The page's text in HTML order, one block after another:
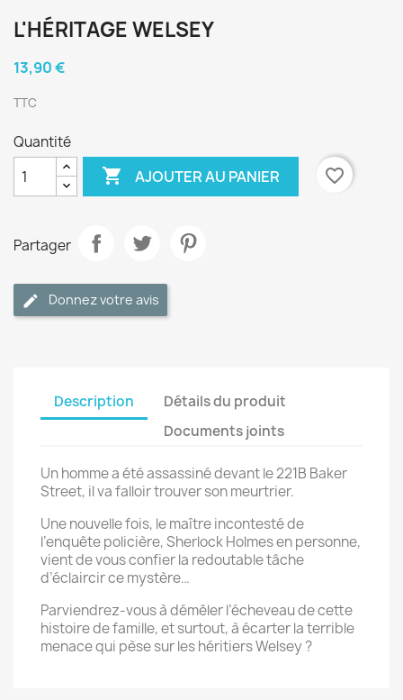
L'HÉRITAGE WELSEY
13,90 €
TTC
Quantité
 AJOUTER AU PANIER favorite_border
Partager
Donnez votre avis
Description
Détails du produit
Documents joints
Un homme a été assassiné devant le 221B Baker
Street, il va falloir trouver son meurtrier.
Une nouvelle fois, le maître incontesté de
l’enquête policière, Sherlock Holmes en personne,
vient de vous confier la redoutable tâche
d’éclaircir ce mystère…
Parviendrez-vous à démêler l’écheveau de cette
histoire de famille, et surtout, à écarter la terrible
menace qui pèse sur les héritiers Welsey ?